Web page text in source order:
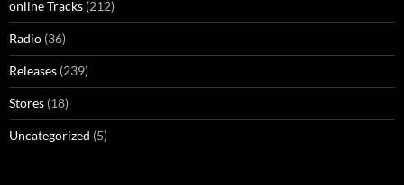
online Tracks (212)
Radio (36)
Releases (239)
Stores (18)
Uncategorized (5)